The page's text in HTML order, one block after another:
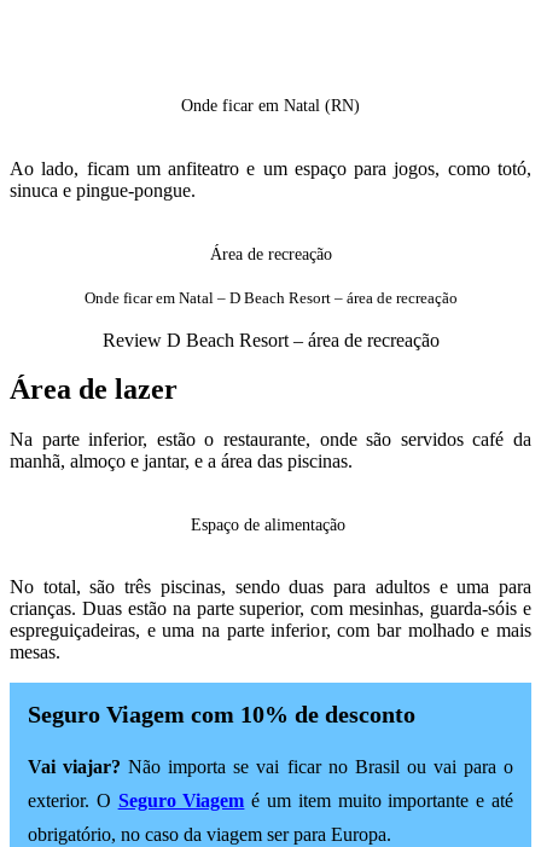
Onde ficar em Natal (RN)
Ao lado, ficam um anfiteatro e um espaço para jogos, como totó,
sinuca e pingue-pongue.
Área de recreação
Onde ficar em Natal – D Beach Resort – área de recreação
Review D Beach Resort – área de recreação
Área de lazer
Na parte inferior, estão o restaurante, onde são servidos café da
manhã, almoço e jantar, e a área das piscinas.
Espaço de alimentação
No total, são três piscinas, sendo duas para adultos e uma para
crianças. Duas estão na parte superior, com mesinhas, guarda-sóis e
espreguiçadeiras, e uma na parte inferior, com bar molhado e mais
mesas.
Seguro Viagem com 10% de desconto
Vai viajar? Não importa se vai ficar no Brasil ou vai para o
exterior. O Seguro Viagem é um item muito importante e até
obrigatório, no caso da viagem ser para Europa.